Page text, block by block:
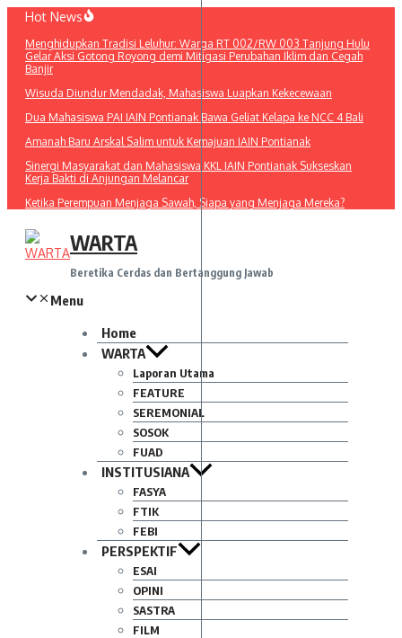
Lewati
konten
Hot News
Menghidupkan Tradisi Leluhur: Warga RT 002/RW 003 Tanjung Hulu
Gelar Aksi Gotong Royong demi Mitigasi Perubahan Iklim dan Cegah
Banjir
Wisuda Diundur Mendadak, Mahasiswa Luapkan Kekecewaan
Dua Mahasiswa PAI IAIN Pontianak Bawa Geliat Kelapa ke NCC 4 Bali
Amanah Baru Arskal Salim untuk Kemajuan IAIN Pontianak
Sinergi Masyarakat dan Mahasiswa KKL IAIN Pontianak Sukseskan
Kerja Bakti di Anjungan Melancar
Ketika Perempuan Menjaga Sawah, Siapa yang Menjaga Mereka?
WARTA
Beretika Cerdas dan Bertanggung Jawab
Menu
Home
WARTA
Laporan Utama
FEATURE
SEREMONIAL
SOSOK
FUAD
INSTITUSIANA
FASYA
FTIK
FEBI
PERSPEKTIF
ESAI
OPINI
SASTRA
FILM